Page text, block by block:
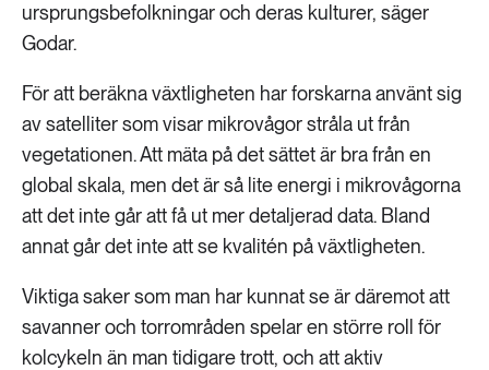
ursprungsbefolkningar och deras kulturer, säger
Godar.
För att beräkna växtligheten har forskarna använt sig
av satelliter som visar mikrovågor stråla ut från
vegetationen. Att mäta på det sättet är bra från en
global skala, men det är så lite energi i mikrovågorna
att det inte går att få ut mer detaljerad data. Bland
annat går det inte att se kvalitén på växtligheten.
Viktiga saker som man har kunnat se är däremot att
savanner och torrområden spelar en större roll för
kolcykeln än man tidigare trott, och att aktiv